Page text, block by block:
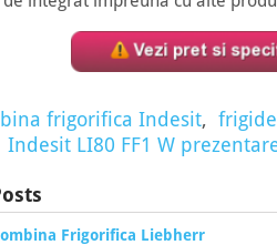
frigorifica Indesit,
Indesit LI80 FF1 W
Frigorifica Liebherr